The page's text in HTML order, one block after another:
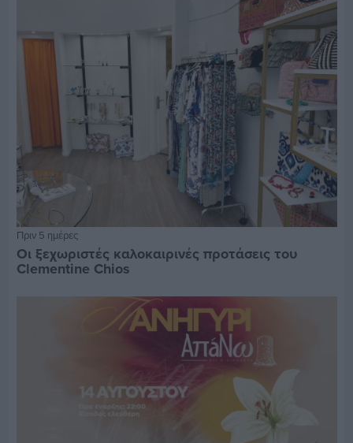
Πριν 5 ημέρες
Οι ξεχωριστές καλοκαιρινές προτάσεις του
Clementine Chios